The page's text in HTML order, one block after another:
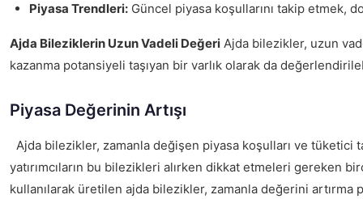
Piyasa Trendleri: Güncel piyasa koşullarını takip etmek,
Ajda Bileziklerin Uzun Vadeli Değeri Ajda bilezikler, uzun
kazanma potansiyeli taşıyan bir varlık olarak da
Piyasa Değerinin Artışı
Ajda bilezikler, zamanla değişen piyasa koşulları ve tüketici
yatırımcıların bu bilezikleri alırken dikkat etmeleri gereken
kullanılarak üretilen ajda bilezikler, zamanla değerini artırma